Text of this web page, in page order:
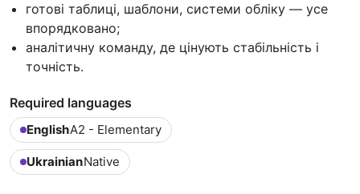
готові таблиці, шаблони, системи обліку — усе
впорядковано;
аналітичну команду, де цінують стабільність і
точність.
Required languages
EnglishA2 - Elementary
UkrainianNative